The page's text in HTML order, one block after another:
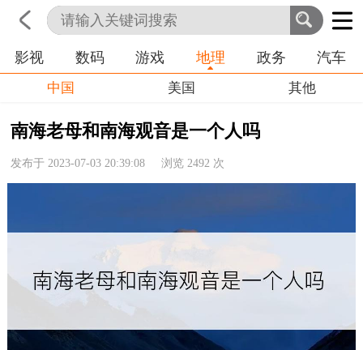
首页 科技 生活 职业
影视 数码 游戏 地理 政务 汽车
中国 美国 其他
南海老母和南海观音是一个人吗
发布于 2023-07-03 20:39:08 浏览2492 次